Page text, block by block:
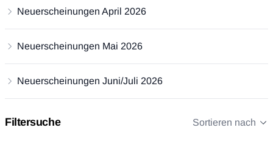
Neuerscheinungen April 2026
Neuerscheinungen Mai 2026
Neuerscheinungen Juni/Juli 2026
Filtersuche Sortieren nach